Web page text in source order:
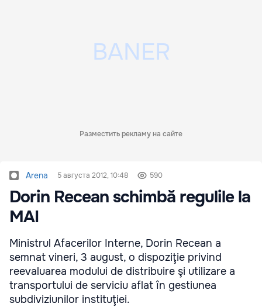
Разместить рекламу на сайте
Arena 5 августа 2012, 10:48 590
Dorin Recean schimbă regulile la
MAI
Ministrul Afacerilor Interne, Dorin Recean a
semnat vineri, 3 august, o dispoziţie privind
reevaluarea modului de distribuire şi utilizare a
transportului de serviciu aflat în gestiunea
subdiviziunilor instituţiei.